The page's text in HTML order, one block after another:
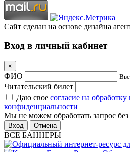
Сайт сделан на основе дизайна
Вход в личный кабинет
×
ФИО
Читательский билет
Даю свое согласие на
конфиденциальности
Мы не можем обработать запрос
Отмена
ВСЕ БАННЕРЫ